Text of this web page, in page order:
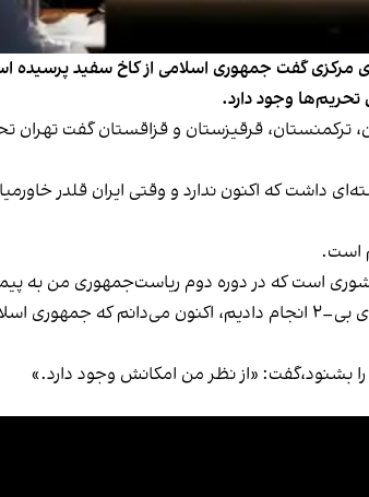
مرکزی گفت جمهوری اسلامی از کاخ سفید
وجود دارد.
ازبکستان، ترکمنستان، قرقیزستان و قزاقستان گفت
که اکنون ندارد و وقتی ایران قلدر
است.
است که در دوره دوم ریاست‌جمهوری من به
ترامپ در ادامه گفت: «به‌دلیل اقداماتی که ما با آن بمب‌افکن‌های زیبای
را بشنود،گفت: «از نظر من امکانش وجود دارد.»